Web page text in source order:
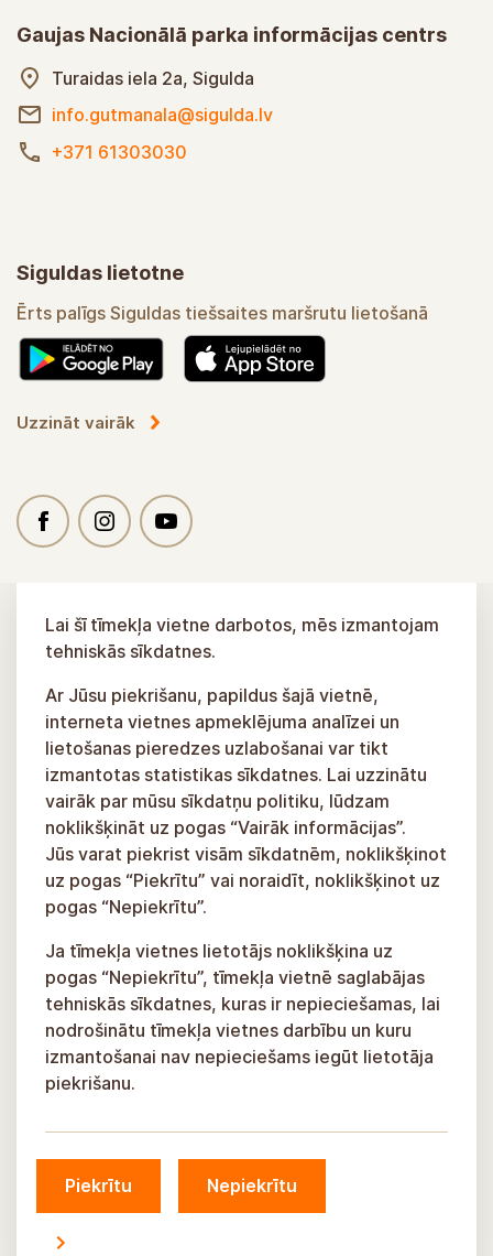
Gaujas Nacionālā parka informācijas centrs
Turaidas iela 2a, Sigulda
info.gutmanala@sigulda.lv
+371 61303030
Siguldas lietotne
Ērts palīgs Siguldas tiešsaites maršrutu lietošanā
Uzzināt vairāk
Lai šī tīmekļa vietne darbotos, mēs izmantojam
tehniskās sīkdatnes.
Ar Jūsu piekrišanu, papildus šajā vietnē,
interneta vietnes apmeklējuma analīzei un
lietošanas pieredzes uzlabošanai var tikt
izmantotas statistikas sīkdatnes. Lai uzzinātu
vairāk par mūsu sīkdatņu politiku, lūdzam
noklikšķināt uz pogas “Vairāk informācijas”.
Jūs varat piekrist visām sīkdatnēm, noklikšķinot
uz pogas “Piekrītu” vai noraidīt, noklikšķinot uz
pogas “Nepiekrītu”.
Ja tīmekļa vietnes lietotājs noklikšķina uz
pogas “Nepiekrītu”, tīmekļa vietnē saglabājas
tehniskās sīkdatnes, kuras ir nepieciešamas, lai
nodrošinātu tīmekļa vietnes darbību un kuru
izmantošanai nav nepieciešams iegūt lietotāja
piekrišanu.
Piekrītu Nepiekrītu